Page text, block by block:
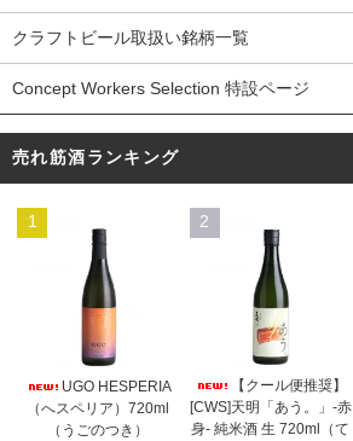
クラフトビール取扱い銘柄一覧
Concept Workers Selection 特設ページ
売れ筋酒ランキング
1
UGO HESPERIA
（へスペリア）720ml
（うごのつき）
2
【クール便推奨】
[CWS]天明「あう。」-赤
身- 純米酒 生 720ml（て